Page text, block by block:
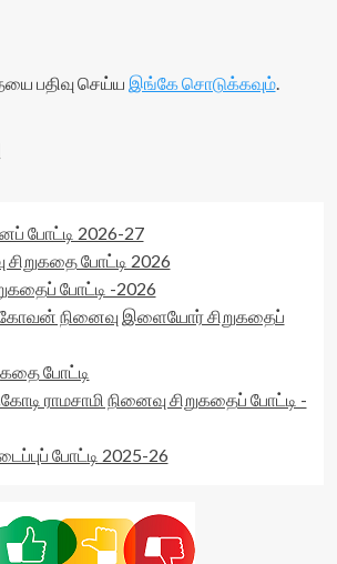
பதிவு செய்ய இங்கே சொடுக்கவும்.
போட்டி 2026-27
போட்டி 2026
போட்டி -2026
நினைவு இளையோர் சிறுகதைப்
போட்டி
ராமசாமி நினைவு சிறுகதைப் போட்டி -
போட்டி 2025-26